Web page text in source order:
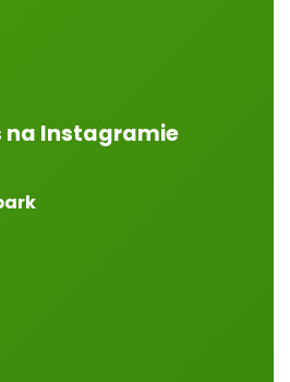
na Instagramie